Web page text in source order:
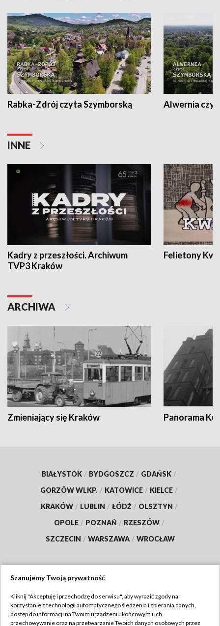
Rabka-Zdrój czyta Szymborską Alwernia
INNE
Kadry z przeszłości. Archiwum
TVP3 Kraków
Felietony
ARCHIWA
Zmieniający się Kraków Panorama
BIAŁYSTOK / BYDGOSZCZ / GDAŃSK /
GORZÓW WLKP. / KATOWICE / KIELCE /
KRAKÓW / LUBLIN / ŁÓDŹ / OLSZTYN /
OPOLE / POZNAŃ / RZESZÓW /
SZCZECIN / WARSZAWA / WROCŁAW
TVP
Abonament TVP
Szanujemy Twoją prywatność
Kliknij "Akceptuję i przechodzę do serwisu", aby wyrazić zgody na
korzystanie z technologii automatycznego śledzenia i zbierania danych,
dostęp do informacji na Twoim urządzeniu końcowym i ich
przechowywanie oraz na przetwarzanie Twoich danych osobowych przez